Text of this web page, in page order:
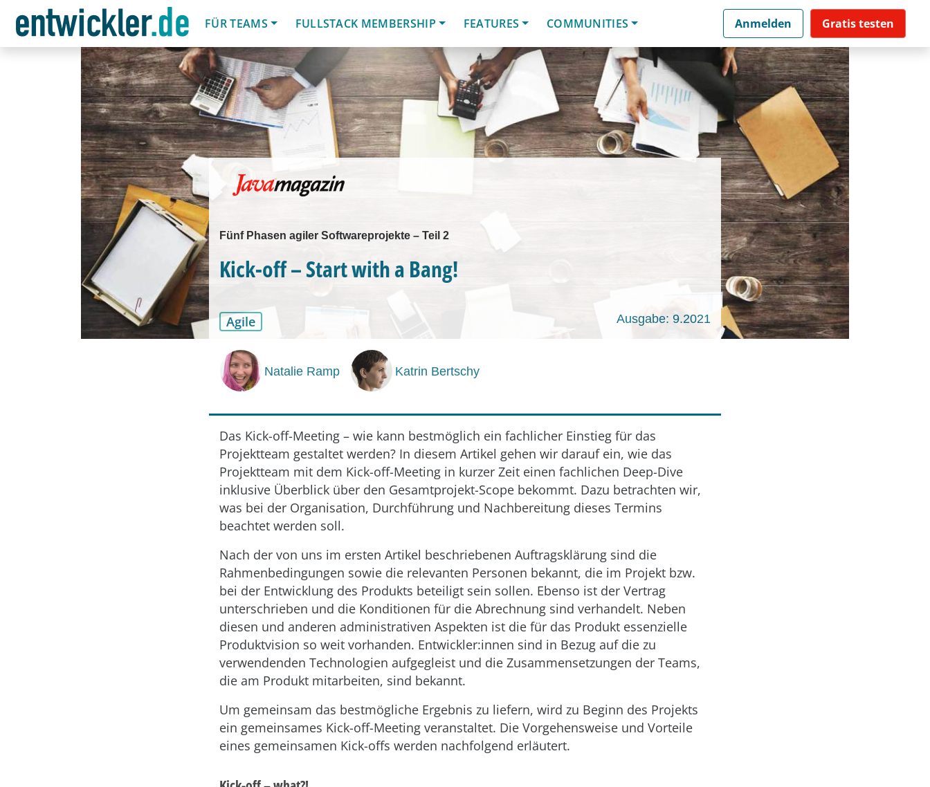
FÜR TEAMS
FULLSTACK MEMBERSHIP FEATURES COMMUNITIES Anmelden Gratis testen
Fünf Phasen agiler Softwareprojekte – Teil 2
Kick-off – Start with a Bang!
Agile Ausgabe: 9.2021
Natalie Ramp Katrin Bertschy
Das Kick-off-Meeting – wie kann bestmöglich ein fachlicher Einstieg für das
Projektteam gestaltet werden? In diesem Artikel gehen wir darauf ein, wie das
Projektteam mit dem Kick-off-Meeting in kurzer Zeit einen fachlichen Deep-Dive
inklusive Überblick über den Gesamtprojekt-Scope bekommt. Dazu betrachten wir,
was bei der Organisation, Durchführung und Nachbereitung dieses Termins
beachtet werden soll.
Nach der von uns im ersten Artikel beschriebenen Auftragsklärung sind die
Rahmenbedingungen sowie die relevanten Personen bekannt, die im Projekt bzw.
bei der Entwicklung des Produkts beteiligt sein sollen. Ebenso ist der Vertrag
unterschrieben und die Konditionen für die Abrechnung sind verhandelt. Neben
diesen und anderen administrativen Aspekten ist die für das Produkt essenzielle
Produktvision so weit vorhanden. Entwickler:innen sind in Bezug auf die zu
verwendenden Technologien aufgegleist und die Zusammensetzungen der Teams,
die am Produkt mitarbeiten, sind bekannt.
Um gemeinsam das bestmögliche Ergebnis zu liefern, wird zu Beginn des Projekts
ein gemeinsames Kick-off-Meeting veranstaltet. Die Vorgehensweise und Vorteile
eines gemeinsamen Kick-offs werden nachfolgend erläutert.